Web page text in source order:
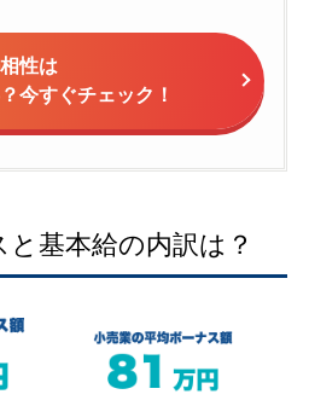
性は
今すぐチェック！
基本給の内訳は？